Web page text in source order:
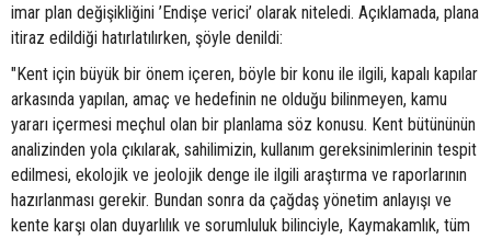
imar plan değişikliğini ’Endişe verici’ olarak niteledi. Açıklamada, plana
itiraz edildiği hatırlatılırken, şöyle denildi:
"Kent için büyük bir önem içeren, böyle bir konu ile ilgili, kapalı kapılar
arkasında yapılan, amaç ve hedefinin ne olduğu bilinmeyen, kamu
yararı içermesi meçhul olan bir planlama söz konusu. Kent bütününün
analizinden yola çıkılarak, sahilimizin, kullanım gereksinimlerinin tespit
edilmesi, ekolojik ve jeolojik denge ile ilgili araştırma ve raporlarının
hazırlanması gerekir. Bundan sonra da çağdaş yönetim anlayışı ve
kente karşı olan duyarlılık ve sorumluluk bilinciyle, Kaymakamlık, tüm